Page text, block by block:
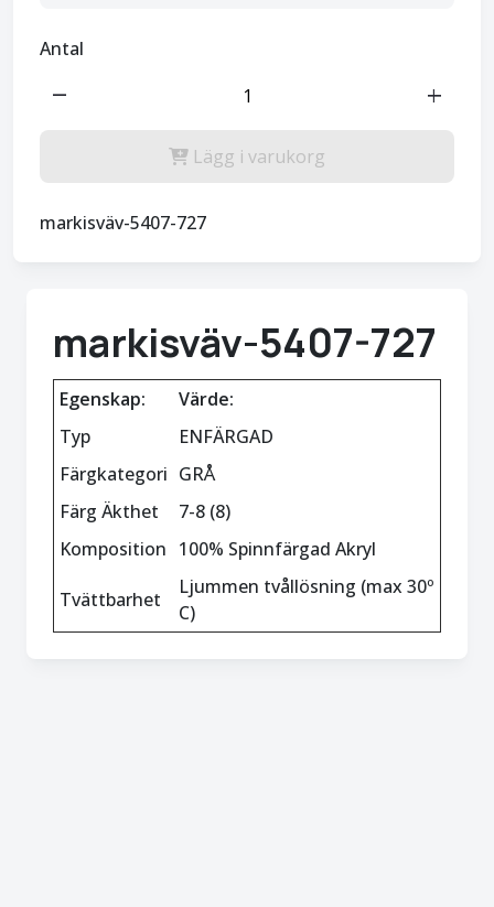
Antal
remove add
Lägg i varukorg
markisväv-5407-727
markisväv-5407-727
Egenskap:
Värde:
Typ
ENFÄRGAD
Färgkategori GRÅ
Färg Äkthet
7-8 (8)
Komposition 100% Spinnfärgad Akryl
Tvättbarhet
Ljummen tvållösning (max 30º
C)